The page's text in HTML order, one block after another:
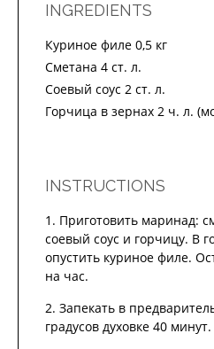
INGREDIENTS
Куриное филе 0,5 кг
Сметана 4 ст. л.
Соевый соус 2 ст. л.
Горчица в зернах 2 ч. л.
INSTRUCTIONS
Приготовить маринад:
соевый соус и горчицу. В
опустить куриное филе.
на час.
Запекать в
градусов духовке 40 минут.